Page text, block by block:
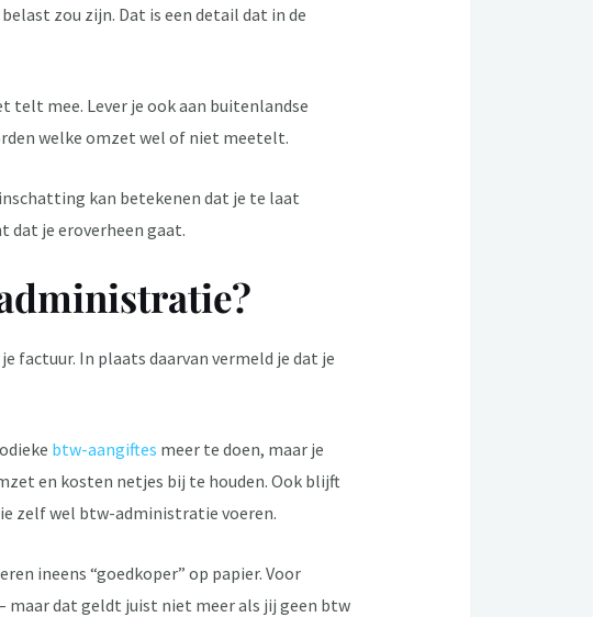
zou zijn. Dat is een detail dat in de
telt mee. Lever je ook aan buitenlandse
welke omzet wel of niet meetelt.
kan betekenen dat je te laat
dat je eroverheen gaat.
factuur. In plaats daarvan vermeld je dat je
btw-aangiftes meer te doen, maar je
en kosten netjes bij te houden. Ook blijft
zelf wel btw-administratie voeren.
ineens “goedkoper” op papier. Voor
dat geldt juist niet meer als jij geen btw